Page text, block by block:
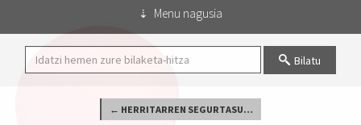
Menu nagusia
Bilatu
← HERRITARREN SEGURTASUNA ETA ESPETXEAK